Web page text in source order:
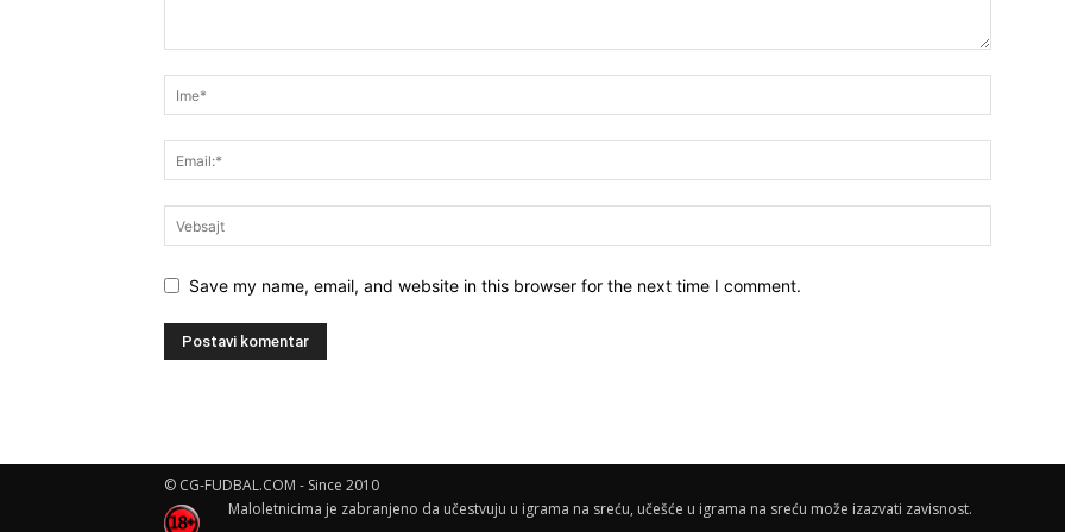
Save my name, email, and website in this browser for the next time I comment.
© CG-FUDBAL.COM - Since 2010
Maloletnicima je zabranjeno da učestvuju u igrama na sreću, učešće u igrama na sreću može izazvati zavisnost.